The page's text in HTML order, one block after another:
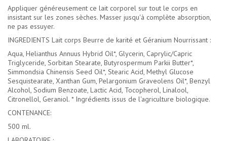
Appliquer généreusement ce lait corporel sur tout le corps en
insistant sur les zones sèches. Masser jusqu'à complète absorption,
ne pas essuyer.
INGREDIENTS Lait corps Beurre de karité et Géranium Nourrissant :
Aqua, Helianthus Annuus Hybrid Oil*, Glycerin, Caprylic/Capric
Triglyceride, Sorbitan Stearate, Butyrospermum Parkii Butter*,
Simmondsia Chinensis Seed Oil*, Stearic Acid, Methyl Glucose
Sesquistearate, Xanthan Gum, Pelargonium Graveolens Oil*, Benzyl
Alcohol, Sodium Benzoate, Lactic Acid, Tocopherol, Linalool,
Citronellol, Geraniol. * Ingrédients issus de l'agriculture biologique.
CONTENANCE:
500 ml.